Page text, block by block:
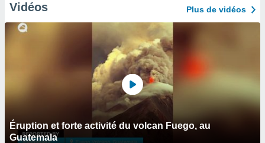
Vidéos Plus de vidéos
Éruption et forte activité du volcan Fuego, au
Guatemala